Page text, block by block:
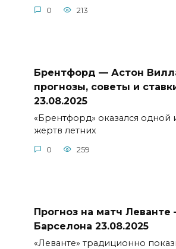
0 213
Брентфорд — Астон
прогнозы, советы и
23.08.2025
«Брентфорд» оказался одной
жертв летних
0 259
Прогноз на матч Леванте
Барселона 23.08.2025
«Леванте» традиционно